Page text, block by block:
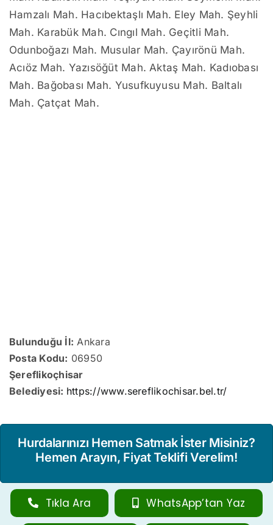
Hamzalı Mah. Hacıbektaşlı Mah. Eley Mah. Şeyhli
Mah. Karabük Mah. Cıngıl Mah. Geçitli Mah.
Odunboğazı Mah. Musular Mah. Çayırönü Mah.
Acıöz Mah. Yazısöğüt Mah. Aktaş Mah. Kadıobası
Mah. Bağobası Mah. Yusufkuyusu Mah. Baltalı
Mah. Çatçat Mah.
Bulunduğu İl: Ankara
Posta Kodu: 06950
Şereflikoçhisar
Belediyesi: https://www.sereflikochisar.bel.tr/
Hurdalarınızı Hemen Satmak İster Misiniz?
Hemen Arayın, Fiyat Teklifi Verelim!
Tıkla Ara WhatsApp’tan Yaz